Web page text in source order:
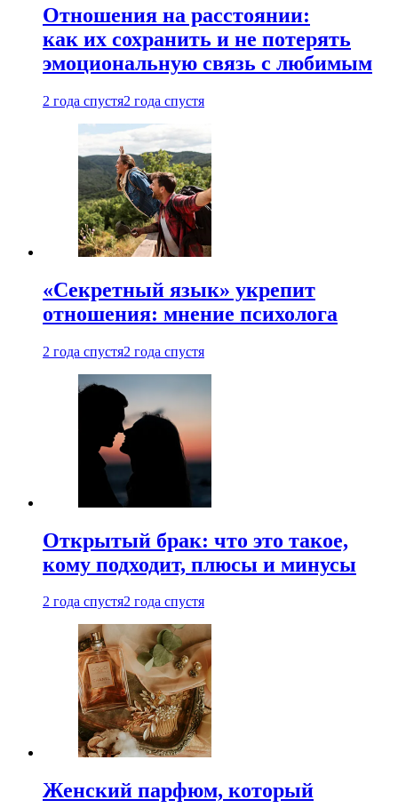
Отношения на расстоянии:
как их сохранить и не потерять
эмоциональную связь с любимым
2 года спустя2 года спустя
«Секретный язык» укрепит
отношения: мнение психолога
2 года спустя2 года спустя
Открытый брак: что это такое,
кому подходит, плюсы и минусы
2 года спустя2 года спустя
Женский парфюм, который